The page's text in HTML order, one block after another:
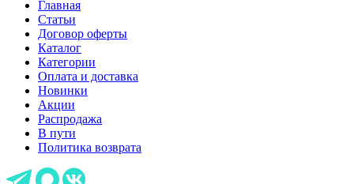
Главная
Статьи
Договор оферты
Каталог
Категории
Оплата и доставка
Новинки
Акции
Распродажа
В пути
Политика возврата